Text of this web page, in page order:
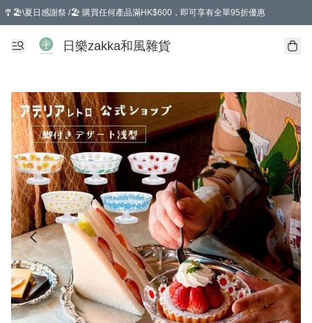
🎐🏖️\夏日感謝祭 /🏖️ 購買任何產品滿HK$600，即可享有全單95折優惠
選擇GoGoX住宅/工商地址配送，單一訂單消費購物滿HK$680(折扣後），可享有
日樂zakka和風雜貨